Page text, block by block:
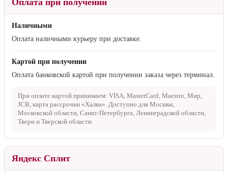
Наличными
Оплата наличными курьеру при доставке.
Картой при получении
Оплата банковской картой при получении заказа через терминал.
При оплате картой принимаем: VISA, MasterCard, Maestro, Мир,
JCB, карта рассрочки «Халва». Доступно для Москвы,
Московской области, Санкт-Петербурга, Ленинградской области,
Твери и Тверской области.
Яндекс Сплит